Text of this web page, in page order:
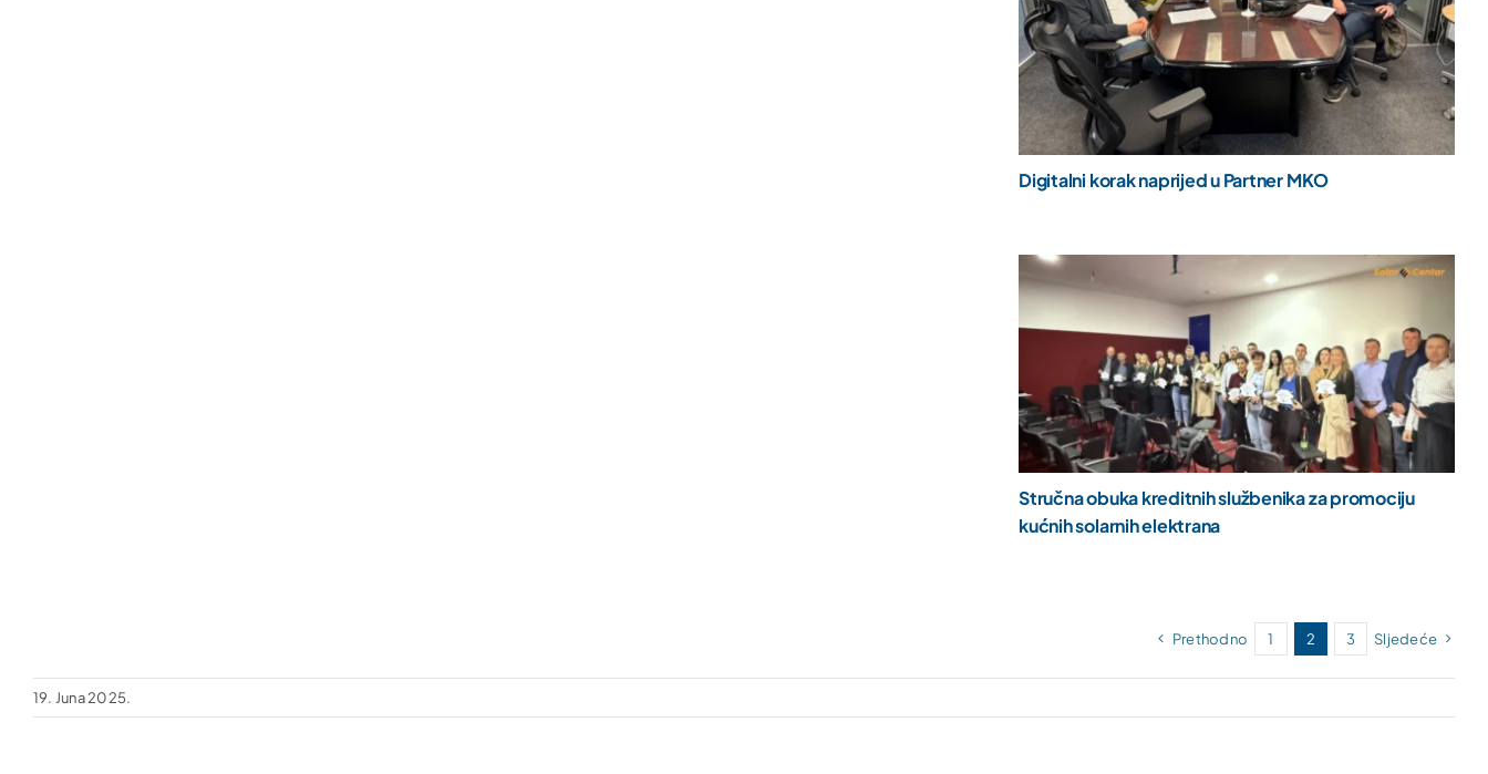
Digitalni korak naprijed u Partner MKO
Stručna obuka kreditnih službenika za promociju
kućnih solarnih elektrana
Prethodno 1 2 3 Sljedeće
19. Juna 2025.